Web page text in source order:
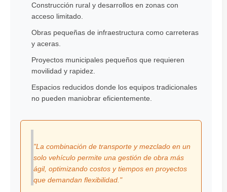
Construcción rural y desarrollos en zonas con
acceso limitado.
Obras pequeñas de infraestructura como carreteras
y aceras.
Proyectos municipales pequeños que requieren
movilidad y rapidez.
Espacios reducidos donde los equipos tradicionales
no pueden maniobrar eficientemente.
"La combinación de transporte y mezclado en un
solo vehículo permite una gestión de obra más
ágil, optimizando costos y tiempos en proyectos
que demandan flexibilidad."